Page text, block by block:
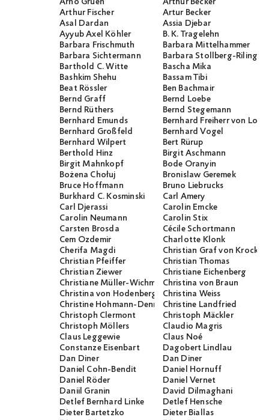
Arthur Fischer
Artur Becker
Asal Dardan
Assia Djebar
Ayyub Axel Köhler
B. K. Tragelehn
Barbara Frischmuth
Barbara Mittelhammer
Barbara Sichtermann
Barbara Stollberg-Rilinger
Barthold C. Witte
Bascha Mika
Bashkim Shehu
Bassam Tibi
Beat Rössler
Ben Bachmair
Bernd Graff
Bernd Loebe
Bernd Rüthers
Bernd Stegemann
Bernhard Emunds
Bernhard Freiherr von
Bernhard Großfeld
Bernhard Vogel
Bernhard Wilpert
Bert Rürup
Berthold Hinz
Birgit Aschmann
Birgit Mahnkopf
Bode Oranyin
Bożena Chołuj
Bronislaw Geremek
Bruce Hoffmann
Bruno Liebrucks
Burkhard C. Kosminski
Carl Amery
Carl Djerassi
Carolin Emcke
Carolin Neumann
Carolin Stix
Carsten Brosda
Cécile Schortmann
Cem Özdemir
Charlotte Klonk
Cherifa Magdi
Christian Graf von
Christian Pfeiffer
Christian Thomas
Christian Ziewer
Christiane Eichenberg
Christiane Müller-WichmannChristina von Braun
Christina von Hodenberg
Christina Weiss
Christine Hohmann-DennhardtChristine Landfried
Christoph Clermont
Christoph Mäckler
Christoph Möllers
Claudio Magris
Claus Leggewie
Claus Noé
Constanze Eisenbart
Dagobert Lindlau
Dan Diner
Dan Diner
Daniel Cohn-Bendit
Daniel Hornuff
Daniel Röder
Daniel Vernet
Daniil Granin
David Dilmaghani
Detlef Bernhard Linke
Detlef Hensche
Dieter Bartetzko
Dieter Biallas